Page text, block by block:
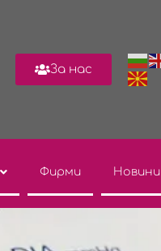
За нас
Фирми Новини